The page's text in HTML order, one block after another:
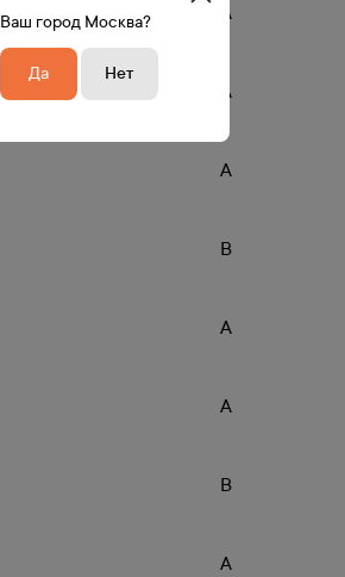
A
A
A
B
A
A
B
A
Ваш город Москва?
Да Нет